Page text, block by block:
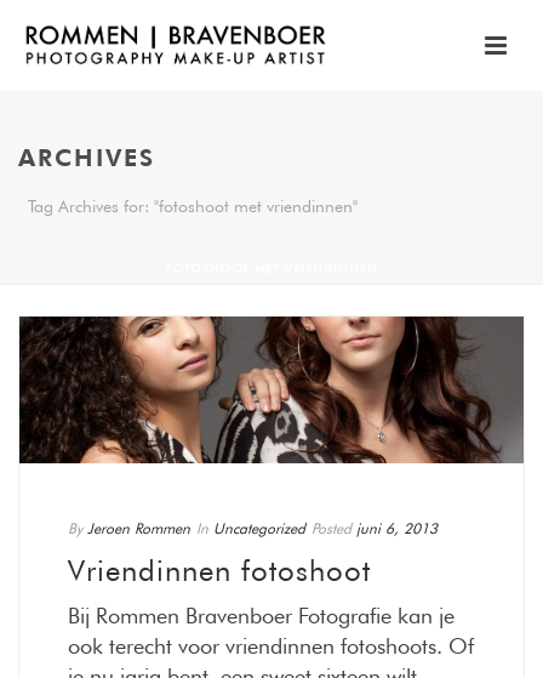
ARCHIVES
Tag Archives for: "fotoshoot met vriendinnen"
By Jeroen Rommen In Uncategorized Posted juni 6, 2013
Vriendinnen fotoshoot
Bij Rommen Bravenboer Fotografie kan je
ook terecht voor vriendinnen fotoshoots. Of
je nu jarig bent, een sweet sixteen wilt